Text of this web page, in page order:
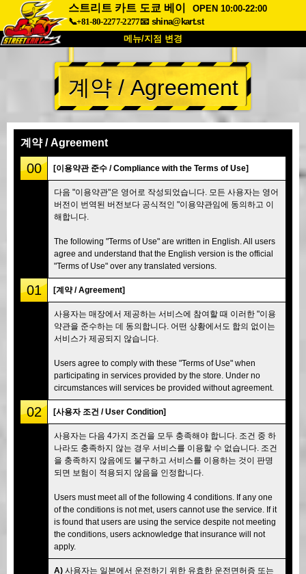
스트리트 카트 도쿄 베이
OPEN 10:00-22:00
📞+81-80-2277-2277📧 shina@kart.st
메뉴/지점 변경
최상단
소개 사양 가격
회사 정보
도쿄 시나가와 #1 도쿄 아키하바라#1
도쿄 아키하바라#2 도쿄 시부야
도쿄 아사쿠사 오사카
계약 / Agreement
계약 / Agreement
00 [이용약관 준수 / Compliance with the Terms of Use]
다음 "이용약관"은 영어로 작성되었습니다. 모든 사용자는 영어
버전이 번역된 버전보다 공식적인 "이용약관임에 동의하고 이
해합니다.
The following "Terms of Use" are written in English. All users
agree and understand that the English version is the official
"Terms of Use" over any translated versions.
01 [계약 / Agreement]
사용자는 매장에서 제공하는 서비스에 참여할 때 이러한 "이용
약관을 준수하는 데 동의합니다. 어떤 상황에서도 합의 없이는
서비스가 제공되지 않습니다.
Users agree to comply with these "Terms of Use" when
participating in services provided by the store. Under no
circumstances will services be provided without agreement.
02 [사용자 조건 / User Condition]
사용자는 다음 4가지 조건을 모두 충족해야 합니다. 조건 중 하
나라도 충족하지 않는 경우 서비스를 이용할 수 없습니다. 조건
을 충족하지 않음에도 불구하고 서비스를 이용하는 것이 판명
되면 보험이 적용되지 않음을 인정합니다.
Users must meet all of the following 4 conditions. If any one
of the conditions is not met, users cannot use the service. If it
is found that users are using the service despite not meeting
the conditions, users acknowledge that insurance will not
apply.
A) 사용자는 일본에서 운전하기 위한 유효한 운전면허증 또는